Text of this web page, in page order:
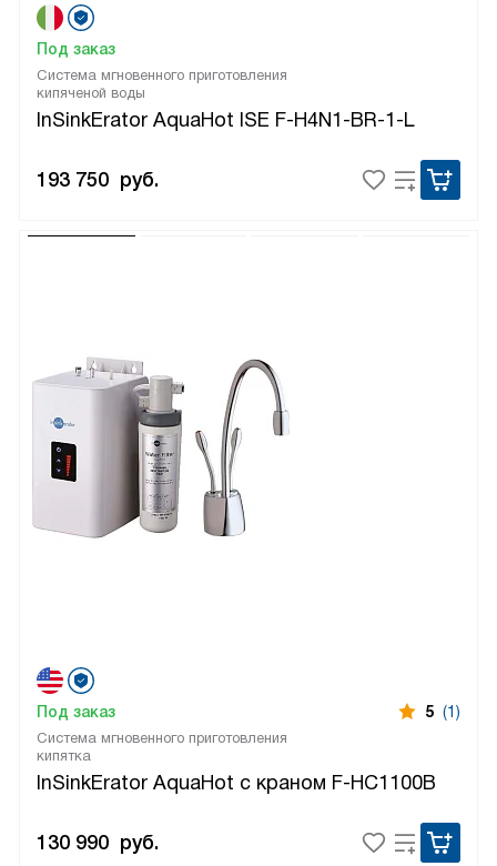
Система мгновенного приготовления
кипяченой воды
InSinkErator AquaHot ISE F-H4N1-BR-1-L
Под заказ
193 750 руб.
Система мгновенного приготовления
кипятка
InSinkErator AquaHot с краном F-HC1100B
Под заказ 5 (1)
130 990 руб.